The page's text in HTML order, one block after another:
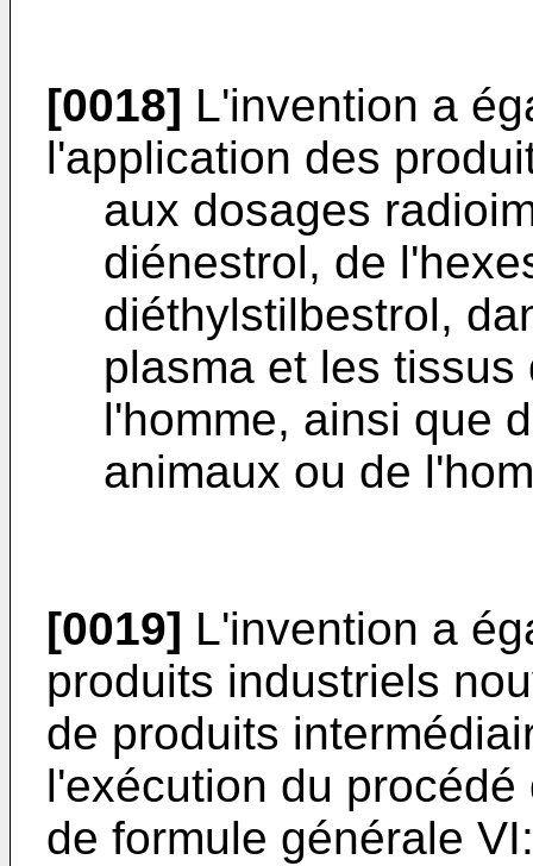
[0018] L'invention a
l'application des
aux dosages
diénestrol, de
diéthylstilbestrol,
plasma et les
l'homme, ainsi que
animaux ou de
[0019] L'invention a
produits industriels
de produits
l'exécution du
de formule générale VI: